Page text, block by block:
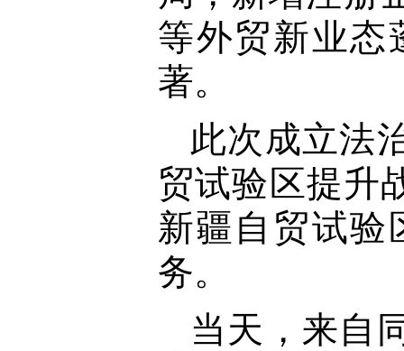
等外贸新业态
著。
此次成立法
贸试验区提升
新疆自贸试验
务。
当天，来自